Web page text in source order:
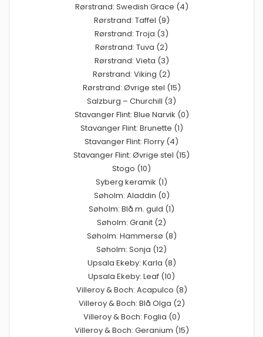
Rørstrand: Swedish Grace (4)
Rørstrand: Taffel (9)
Rørstrand: Troja (3)
Rørstrand: Tuva (2)
Rørstrand: Vieta (3)
Rørstrand: Viking (2)
Rørstrand: Øvrige stel (15)
Salzburg – Churchill (3)
Stavanger Flint: Blue Narvik (0)
Stavanger Flint: Brunette (1)
Stavanger Flint: Florry (4)
Stavanger Flint: Øvrige stel (15)
Stogo (10)
Syberg keramik (1)
Søholm: Aladdin (0)
Søholm: Blå m. guld (1)
Søholm: Granit (2)
Søholm: Hammersø (8)
Søholm: Sonja (12)
Upsala Ekeby: Karla (8)
Upsala Ekeby: Leaf (10)
Villeroy & Boch: Acapulco (8)
Villeroy & Boch: Blå Olga (2)
Villeroy & Boch: Foglia (0)
Villeroy & Boch: Geranium (15)